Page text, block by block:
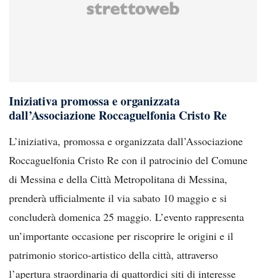
Iniziativa promossa e organizzata
dall’Associazione Roccaguelfonia Cristo Re
L’iniziativa, promossa e organizzata dall’Associazione
Roccaguelfonia Cristo Re con il patrocinio del Comune
di Messina e della Città Metropolitana di Messina,
prenderà ufficialmente il via sabato 10 maggio e si
concluderà domenica 25 maggio. L’evento rappresenta
un’importante occasione per riscoprire le origini e il
patrimonio storico-artistico della città, attraverso
l’apertura straordinaria di quattordici siti di interesse